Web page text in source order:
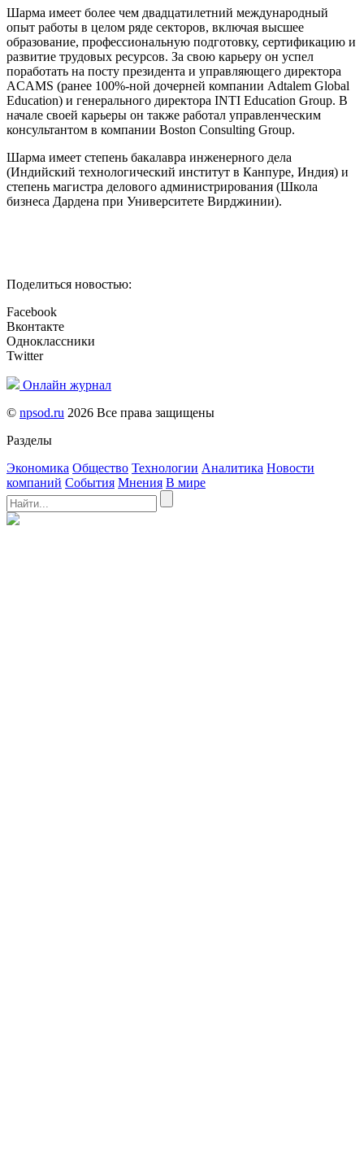
Шарма имеет более чем двадцатилетний международный
опыт работы в целом ряде секторов, включая высшее
образование, профессиональную подготовку, сертификацию и
развитие трудовых ресурсов. За свою карьеру он успел
поработать на посту президента и управляющего директора
ACAMS (ранее 100%-ной дочерней компании Adtalem Global
Education) и генерального директора INTI Education Group. В
начале своей карьеры он также работал управленческим
консультантом в компании Boston Consulting Group.
Шарма имеет степень бакалавра инженерного дела
(Индийский технологический институт в Канпуре, Индия) и
степень магистра делового администрирования (Школа
бизнеса Дардена при Университете Вирджинии).
Поделиться новостью:
Facebook
Вконтакте
Одноклассники
Twitter
Онлайн журнал
© npsod.ru 2026 Все права защищены
Разделы
Экономика Общество Технологии Аналитика Новости
компаний События Мнения В мире